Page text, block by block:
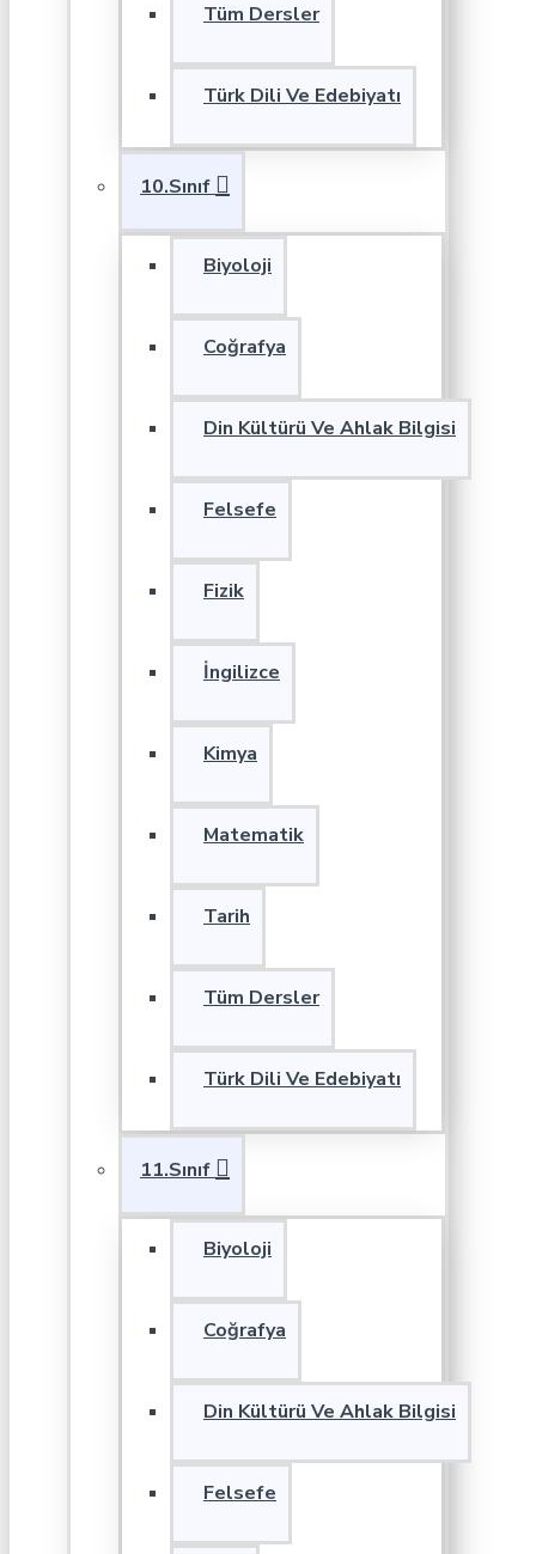
Tüm Dersler
Türk Dili Ve Edebiyatı
10.Sınıf
Biyoloji
Coğrafya
Din Kültürü Ve Ahlak Bilgisi
Felsefe
Fizik
İngilizce
Kimya
Matematik
Tarih
Tüm Dersler
Türk Dili Ve Edebiyatı
11.Sınıf
Biyoloji
Coğrafya
Din Kültürü Ve Ahlak Bilgisi
Felsefe